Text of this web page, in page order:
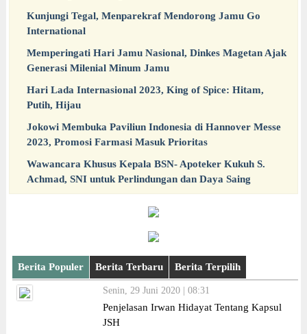
Kunjungi Tegal, Menparekraf Mendorong Jamu Go
International
Memperingati Hari Jamu Nasional, Dinkes Magetan Ajak
Generasi Milenial Minum Jamu
Hari Lada Internasional 2023, King of Spice: Hitam,
Putih, Hijau
Jokowi Membuka Paviliun Indonesia di Hannover Messe
2023, Promosi Farmasi Masuk Prioritas
Wawancara Khusus Kepala BSN- Apoteker Kukuh S.
Achmad, SNI untuk Perlindungan dan Daya Saing
Berita Populer Berita Terbaru Berita Terpilih
Senin, 29 Juni 2020 | 08:31
Penjelasan Irwan Hidayat Tentang Kapsul
JSH